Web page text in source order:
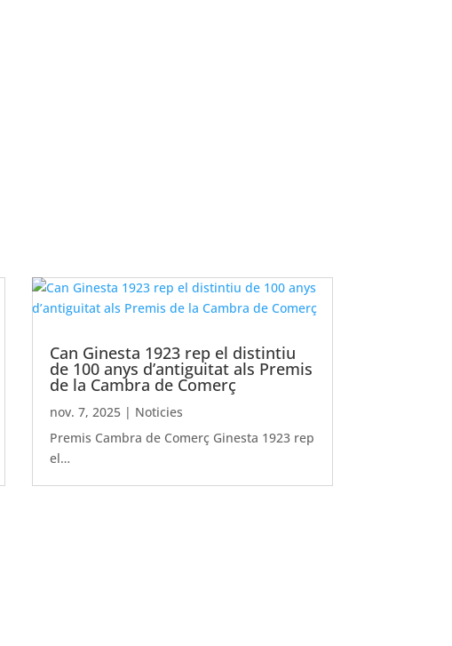
Can Ginesta 1923 rep el distintiu
de 100 anys d’antiguitat als Premis
de la Cambra de Comerç
nov. 7, 2025 | Noticies
Premis Cambra de Comerç Ginesta 1923 rep
el…